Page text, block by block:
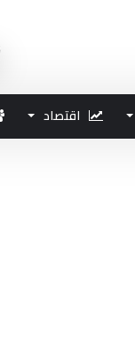
اقتصاد